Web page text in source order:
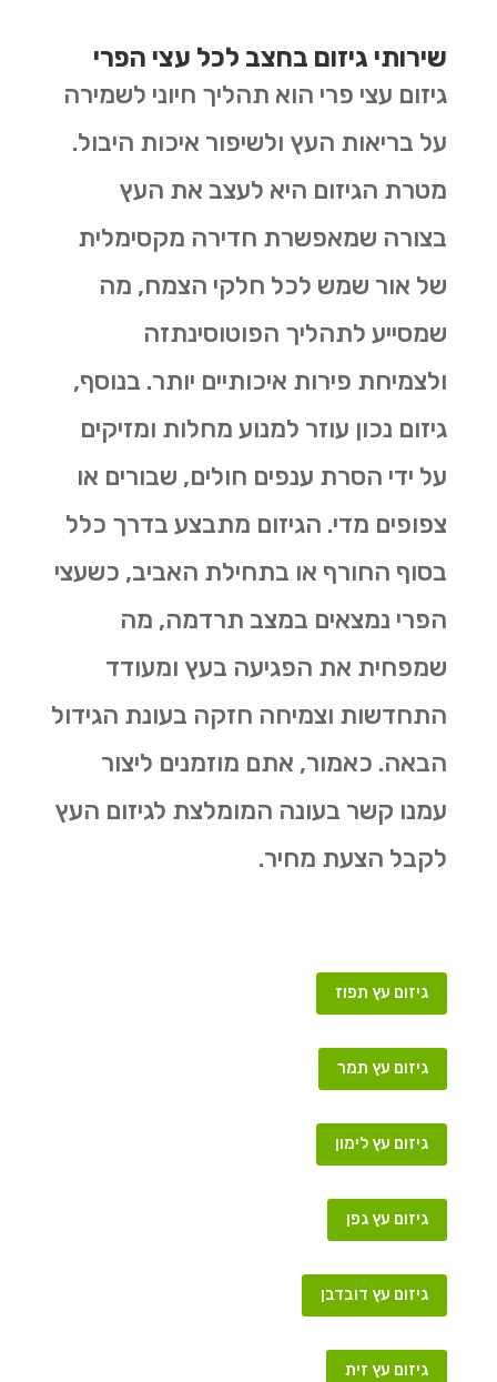
שירותי גיזום בחצב לכל עצי הפרי
גיזום עצי פרי הוא תהליך חיוני לשמירה
על בריאות העץ ולשיפור איכות היבול.
מטרת הגיזום היא לעצב את העץ
בצורה שמאפשרת חדירה מקסימלית
של אור שמש לכל חלקי הצמח, מה
שמסייע לתהליך הפוטוסינתזה
ולצמיחת פירות איכותיים יותר. בנוסף,
גיזום נכון עוזר למנוע מחלות ומזיקים
על ידי הסרת ענפים חולים, שבורים או
צפופים מדי. הגיזום מתבצע בדרך כלל
בסוף החורף או בתחילת האביב, כשעצי
הפרי נמצאים במצב תרדמה, מה
שמפחית את הפגיעה בעץ ומעודד
התחדשות וצמיחה חזקה בעונת הגידול
הבאה. כאמור, אתם מוזמנים ליצור
עמנו קשר בעונה המומלצת לגיזום העץ
לקבל הצעת מחיר.
גיזום עץ תפוז
גיזום עץ תמר
גיזום עץ לימון
גיזום עץ גפן
גיזום עץ דובדבן
גיזום עץ זית